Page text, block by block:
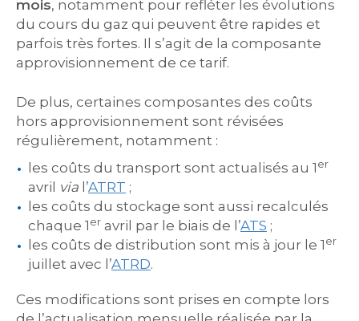
mois, notamment pour refléter les évolutions
du cours du gaz qui peuvent être rapides et
parfois très fortes. Il s’agit de la composante
approvisionnement de ce tarif.
De plus, certaines composantes des coûts
hors approvisionnement sont révisées
régulièrement, notamment :
les coûts du transport sont actualisés au 1 er
avril via l’ATRT ;
les coûts du stockage sont aussi recalculés
chaque 1 er avril par le biais de l’ATS ;
les coûts de distribution sont mis à jour le 1 er
juillet avec l’ATRD.
Ces modifications sont prises en compte lors